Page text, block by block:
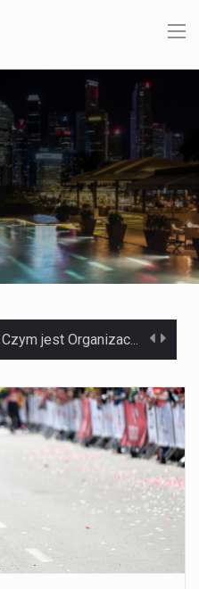
Czym jest Organizacja Traktatu Północnoatlantyckiego? Organizacja Traktatu Północnoatlantyckiego, powszechnie znana jako NATO, to międzynarodowy sojusz polityczno-wojskowy, który powstał 4 kwietnia 1949 roku. Został założony przez…
Co to jest prognoza pogody na 14 dni? Prognoza pogody na 14 dni to niezwykle cenne narzędzie, które dostarcza szczegółowych informacji o długoterminowych warunkach atmosferycznych…
Co to jest serwis Aktualności Polska dzisiaj? Serwis Aktualności Polska dzisiaj to żywy i nowoczesny portal, który dostarcza najświeższe wieści z kraju i zagranicy. Obejmuje…